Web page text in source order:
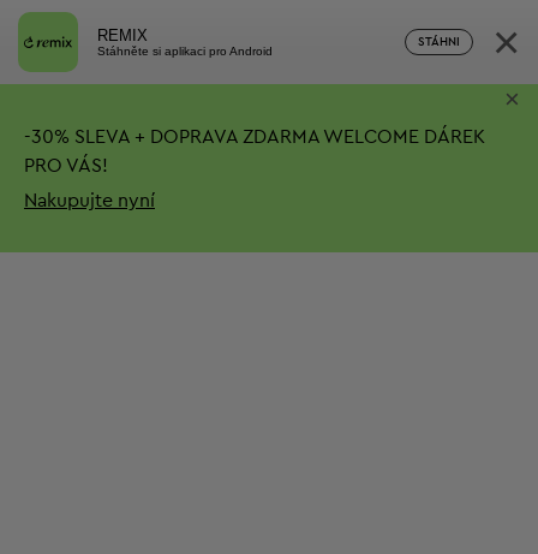
REMIX
Stáhněte si aplikaci pro Android
STÁHNI ×
-30% SLEVA + DOPRAVA ZDARMA WELCOME DÁREK
PRO VÁS!
Nakupujte nyní
×